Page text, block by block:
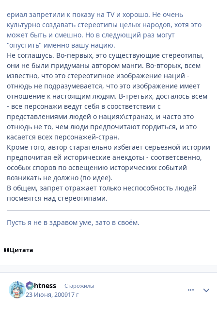
ериал запретили к показу на TV и хорошо. Не очень
культурно создавать стереотипы целых народов, хотя это
может быть и смешно. Но в следующий раз могут
"опустить" именно вашу нацию.
Не соглашусь. Во-первых, это существующие стереотипы,
они не были придуманы автором манги. Во-вторых, всем
известно, что это стереотипное изображение наций -
отнюдь не подразумевается, что это изображение имеет
отношение к настоящим людям. В-третьих, досталось всем
- все персонажи ведут себя в соостветствии с
представлениями людей о нациях\странах, и часто это
отнюдь не то, чем люди предпочитают гордиться, и это
касается всех персонажей-стран.
Кроме того, автор старательно избегает серьезной истории
предпочитая ей исторические анекдоты - соответсвенно,
особых споров по освещению исторических событий
возникать не должно (по идее).
В общем, запрет отражает только неспособность людей
посмеятся над стереотипами.
Пусть я не в здравом уме, зато в своём.
Цитата
lightness Старожилы
23 Июня, 200917 г